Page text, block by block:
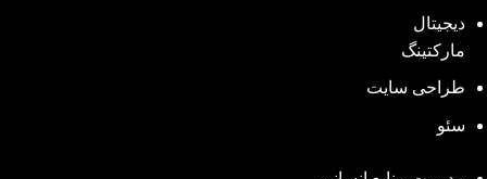
دیجیتال
مارکتینگ
طراحی سایت
سئو